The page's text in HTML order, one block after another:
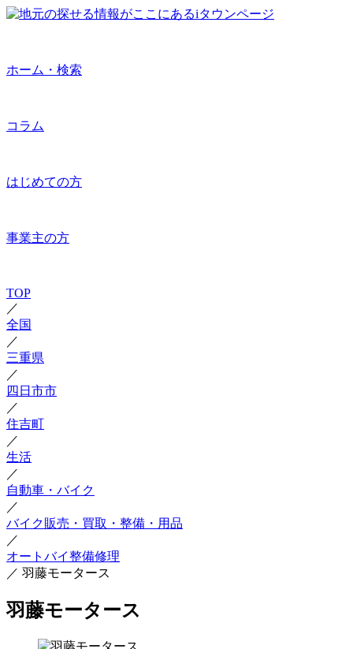
ホーム・検索
コラム
はじめての方
事業主の方
TOP
／
全国
／
三重県
／
四日市市
／
住吉町
／
生活
／
自動車・バイク
／
バイク販売・買取・整備・用品
／
オートバイ整備修理
／ 羽藤モータース
羽藤モータース